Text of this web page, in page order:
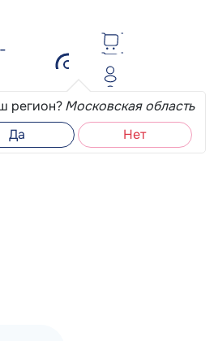
регион?Московская область
Да
Нет